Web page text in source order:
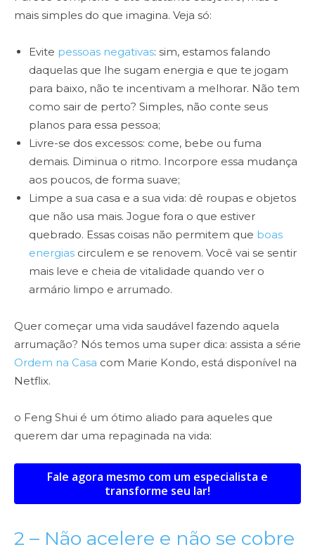
mais simples do que imagina. Veja só:
Evite pessoas negativas: sim, estamos falando
daquelas que lhe sugam energia e que te jogam
para baixo, não te incentivam a melhorar. Não tem
como sair de perto? Simples, não conte seus
planos para essa pessoa;
Livre-se dos excessos: come, bebe ou fuma
demais. Diminua o ritmo. Incorpore essa mudança
aos poucos, de forma suave;
Limpe a sua casa e a sua vida: dê roupas e objetos
que não usa mais. Jogue fora o que estiver
quebrado. Essas coisas não permitem que boas
energias circulem e se renovem. Você vai se sentir
mais leve e cheia de vitalidade quando ver o
armário limpo e arrumado.
Quer começar uma vida saudável fazendo aquela
arrumação? Nós temos uma super dica: assista a série
Ordem na Casa com Marie Kondo, está disponível na
Netflix.
o Feng Shui é um ótimo aliado para aqueles que
querem dar uma repaginada na vida:
Fale agora mesmo com um especialista e
transforme seu lar!
2 – Não acelere e não se cobre